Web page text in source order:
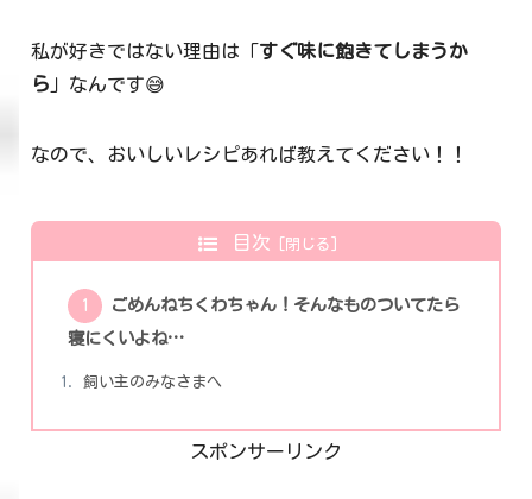
私が好きではない理由は「すぐ味に飽きてしまうか
ら 」なんです😅
なので、おいしいレシピあれば教えてください！！
目次
ごめんねちくわちゃん！そんなものついてたら
寝にくいよね…
飼い主のみなさまへ
スポンサーリンク